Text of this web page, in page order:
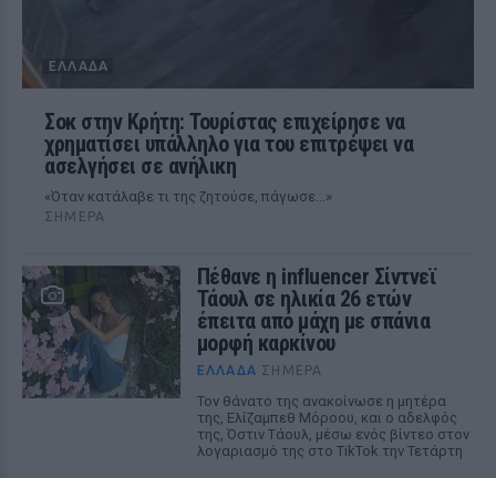
ΕΛΛΆΔΑ
Σοκ στην Κρήτη: Τουρίστας επιχείρησε να
χρηματίσει υπάλληλο για του επιτρέψει να
ασελγήσει σε ανήλικη
«Όταν κατάλαβε τι της ζητούσε, πάγωσε...»
ΣΉΜΕΡΑ
Πέθανε η influencer Σίντνεϊ
Τάουλ σε ηλικία 26 ετών
έπειτα από μάχη με σπάνια
μορφή καρκίνου
ΕΛΛΆΔΑ ΣΉΜΕΡΑ
Τον θάνατο της ανακοίνωσε η μητέρα
της, Ελίζαμπεθ Μόροου, και ο αδελφός
της, Όστιν Τάουλ, μέσω ενός βίντεο στον
λογαριασμό της στο TikTok την Τετάρτη